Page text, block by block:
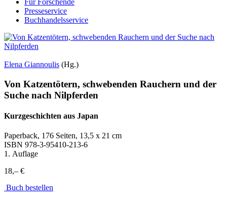
Für Forschende
Presseservice
Buchhandelsservice
Elena Giannoulis (Hg.)
Von Katzentötern, schwebenden Rauchern und der
Suche nach Nilpferden
Kurzgeschichten aus Japan
Paperback, 176 Seiten, 13,5 x 21 cm
ISBN 978-3-95410-213-6
1. Auflage
18,– €
Buch bestellen